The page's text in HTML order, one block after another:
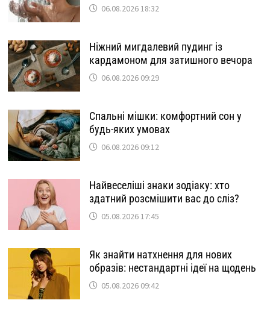
06.08.2026 18:32
Ніжний мигдалевий пудинг із
кардамоном для затишного вечора
06.08.2026 09:29
Спальні мішки: комфортний сон у
будь-яких умовах
06.08.2026 09:12
Найвеселіші знаки зодіаку: хто
здатний розсмішити вас до сліз?
05.08.2026 17:45
Як знайти натхнення для нових
образів: нестандартні ідеї на щодень
05.08.2026 09:42